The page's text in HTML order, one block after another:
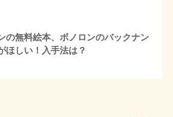
の無料絵本、ボノロンのバックナン
ほしい！入手法は？